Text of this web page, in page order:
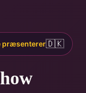
præsenterer🇩🇰